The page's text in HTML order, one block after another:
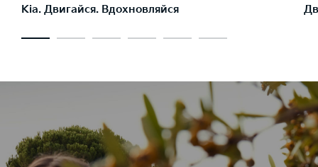
Kia. Двигайся. Вдохновляйся